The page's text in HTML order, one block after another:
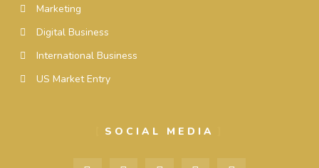
Marketing
Digital Business
International Business
US Market Entry
SOCIAL MEDIA